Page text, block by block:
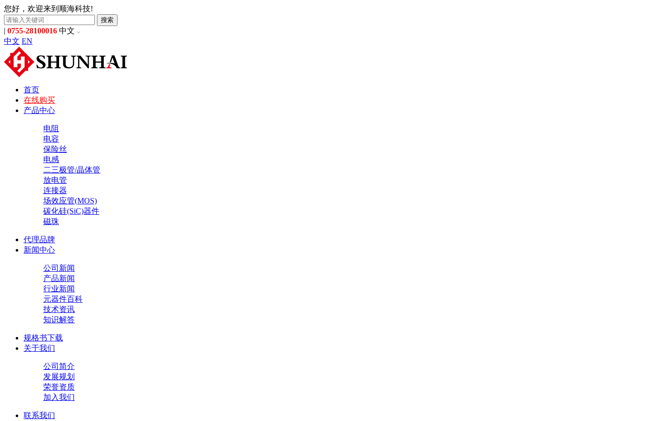
您好，欢迎来到顺海科技!
搜索
| 0755-28100016 中文
中文 EN
首页
在线购买
产品中心
电阻
电容
保险丝
电感
二三极管/晶体管
放电管
连接器
场效应管(MOS)
碳化硅(SiC)器件
磁珠
代理品牌
新闻中心
公司新闻
产品新闻
行业新闻
元器件百科
技术资讯
知识解答
规格书下载
关于我们
公司简介
发展规划
荣誉资质
加入我们
联系我们